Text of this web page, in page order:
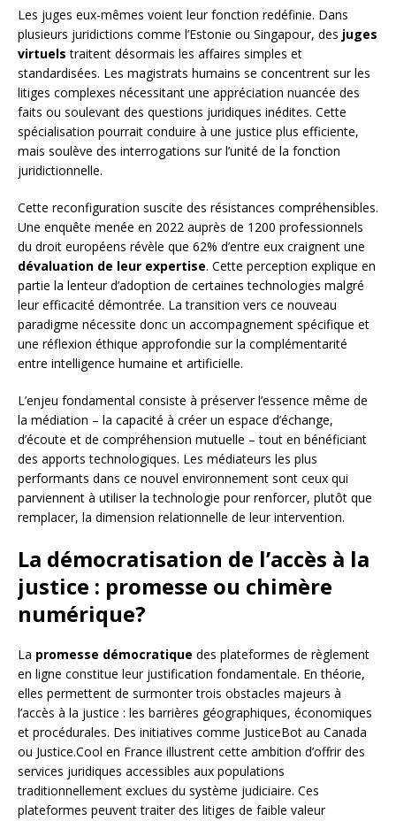
Les juges eux-mêmes voient leur fonction redéfinie. Dans
plusieurs juridictions comme l’Estonie ou Singapour, des juges
virtuels traitent désormais les affaires simples et
standardisées. Les magistrats humains se concentrent sur les
litiges complexes nécessitant une appréciation nuancée des
faits ou soulevant des questions juridiques inédites. Cette
spécialisation pourrait conduire à une justice plus efficiente,
mais soulève des interrogations sur l’unité de la fonction
juridictionnelle.
Cette reconfiguration suscite des résistances compréhensibles.
Une enquête menée en 2022 auprès de 1200 professionnels
du droit européens révèle que 62% d’entre eux craignent une
dévaluation de leur expertise. Cette perception explique en
partie la lenteur d’adoption de certaines technologies malgré
leur efficacité démontrée. La transition vers ce nouveau
paradigme nécessite donc un accompagnement spécifique et
une réflexion éthique approfondie sur la complémentarité
entre intelligence humaine et artificielle.
L’enjeu fondamental consiste à préserver l’essence même de
la médiation – la capacité à créer un espace d’échange,
d’écoute et de compréhension mutuelle – tout en bénéficiant
des apports technologiques. Les médiateurs les plus
performants dans ce nouvel environnement sont ceux qui
parviennent à utiliser la technologie pour renforcer, plutôt que
remplacer, la dimension relationnelle de leur intervention.
La démocratisation de l’accès à la
justice : promesse ou chimère
numérique?
La promesse démocratique des plateformes de règlement
en ligne constitue leur justification fondamentale. En théorie,
elles permettent de surmonter trois obstacles majeurs à
l’accès à la justice : les barrières géographiques, économiques
et procédurales. Des initiatives comme JusticeBot au Canada
ou Justice.Cool en France illustrent cette ambition d’offrir des
services juridiques accessibles aux populations
traditionnellement exclues du système judiciaire. Ces
plateformes peuvent traiter des litiges de faible valeur